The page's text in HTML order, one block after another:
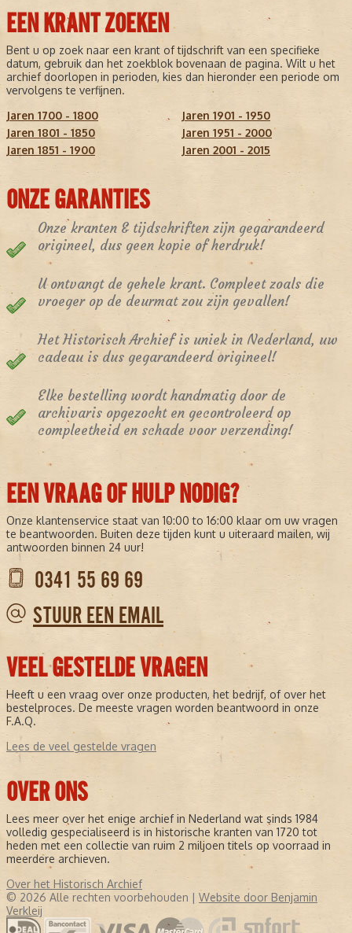
EEN KRANT ZOEKEN
Bent u op zoek naar een krant of tijdschrift van een specifieke
datum, gebruik dan het zoekblok bovenaan de pagina. Wilt u het
archief doorlopen in perioden, kies dan hieronder een periode om
vervolgens te verfijnen.
Jaren 1700 - 1800
Jaren 1801 - 1850
Jaren 1851 - 1900
Jaren 1901 - 1950
Jaren 1951 - 2000
Jaren 2001 - 2015
ONZE GARANTIES
Onze kranten & tijdschriften zijn gegarandeerd
origineel, dus geen kopie of herdruk!
U ontvangt de gehele krant. Compleet zoals die
vroeger op de deurmat zou zijn gevallen!
Het Historisch Archief is uniek in Nederland, uw
cadeau is dus gegarandeerd origineel!
Elke bestelling wordt handmatig door de
archivaris opgezocht en gecontroleerd op
compleetheid en schade voor verzending!
EEN VRAAG OF HULP NODIG?
Onze klantenservice staat van 10:00 to 16:00 klaar om uw vragen
te beantwoorden. Buiten deze tijden kunt u uiteraard mailen, wij
antwoorden binnen 24 uur!
0341 55 69 69
STUUR EEN EMAIL
VEEL GESTELDE VRAGEN
Heeft u een vraag over onze producten, het bedrijf, of over het
bestelproces. De meeste vragen worden beantwoord in onze
F.A.Q.
Lees de veel gestelde vragen
OVER ONS
Lees meer over het enige archief in Nederland wat sinds 1984
volledig gespecialiseerd is in historische kranten van 1720 tot
heden met een collectie van ruim 2 miljoen titels op voorraad in
meerdere archieven.
Over het Historisch Archief
© 2026 Alle rechten voorbehouden | Website door Benjamin
Verkleij